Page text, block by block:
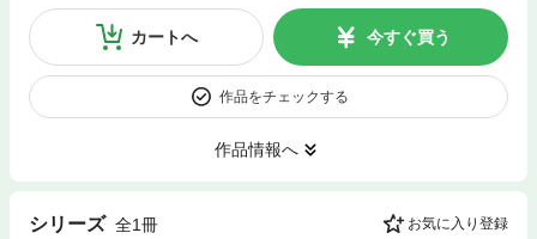
カートへ 今すぐ買う
作品をチェックする
作品情報へ
シリーズ 全1冊 お気に入り登録